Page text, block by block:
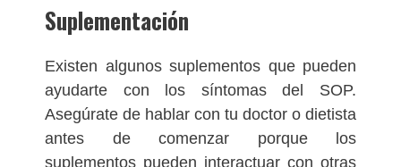
Suplementación
Existen algunos suplementos que pueden
ayudarte con los síntomas del SOP.
Asegúrate de hablar con tu doctor o dietista
antes de comenzar porque los
suplementos pueden interactuar con otras